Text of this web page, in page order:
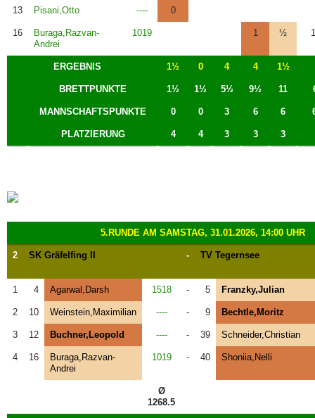
13 Pisani,Otto ---- 0
16
Buraga,Razvan-
Andrei
1019 1 ½
ERGEBNIS 1½ 0 4 4 1½
BRETTPUNKTE 1½ 1½ 5½ 9½ 11
MANNSCHAFTSPUNKTE 0 0 3 6 6
PLATZIERUNG 4 4 3 3 3
5.RUNDE AM SAMSTAG, 31.01.2026, 14:00 UHR
2 SK Gräfelfing II - TV Tegernsee
1 4 Agarwal,Darsh 1518 - 5 Franzky,Julian
2 10 Weinstein,Maximilian ---- - 9 Bechtle,Moritz
3 12 Buchner,Leopold ---- - 39 Schneider,Christian
4 16
Buraga,Razvan-
Andrei
1019 - 40 Shoniia,Nelli
Ø
1268.5